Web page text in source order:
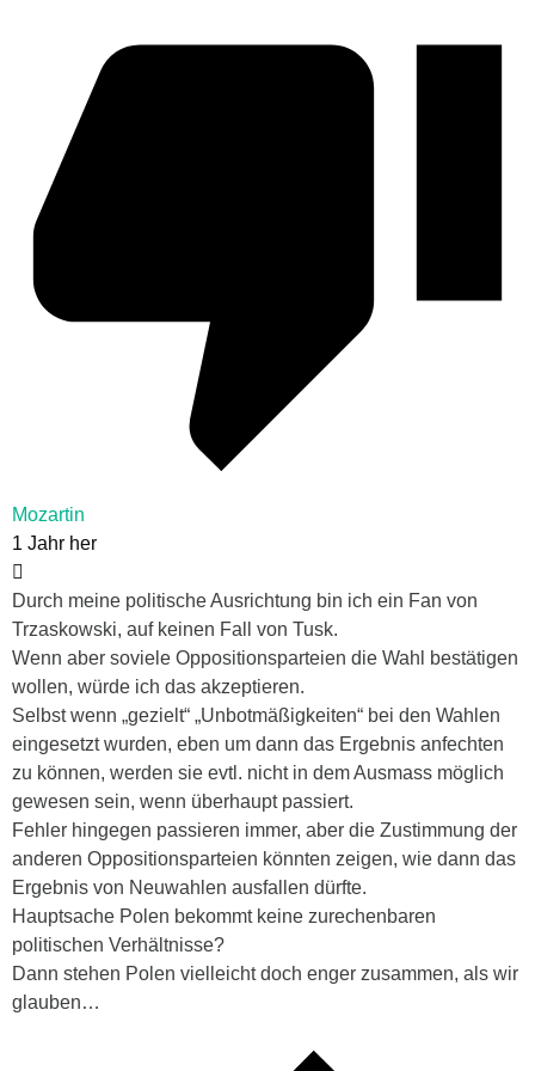
Mozartin
1 Jahr her
Durch meine politische Ausrichtung bin ich ein Fan von
Trzaskowski, auf keinen Fall von Tusk.
Wenn aber soviele Oppositionsparteien die Wahl bestätigen
wollen, würde ich das akzeptieren.
Selbst wenn „gezielt“ „Unbotmäßigkeiten“ bei den Wahlen
eingesetzt wurden, eben um dann das Ergebnis anfechten
zu können, werden sie evtl. nicht in dem Ausmass möglich
gewesen sein, wenn überhaupt passiert.
Fehler hingegen passieren immer, aber die Zustimmung der
anderen Oppositionsparteien könnten zeigen, wie dann das
Ergebnis von Neuwahlen ausfallen dürfte.
Hauptsache Polen bekommt keine zurechenbaren
politischen Verhältnisse?
Dann stehen Polen vielleicht doch enger zusammen, als wir
glauben…